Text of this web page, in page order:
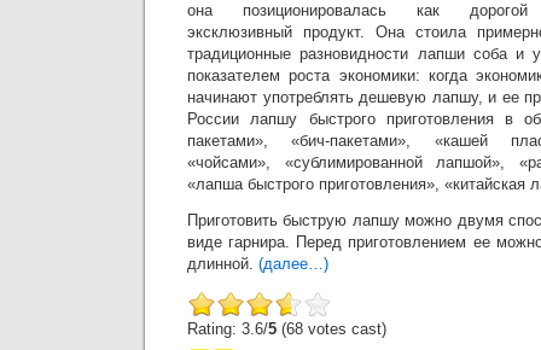
она позиционировалась как дорогой
эксклюзивный продукт. Она стоила
традиционные разновидности лапши соба и
показателем роста экономики: когда
начинают употреблять дешевую лапшу, и ее
России лапшу быстрого приготовления в
пакетами», «бич-пакетами», «кашей
«чойсами», «сублимированной лапшой»,
«лапша быстрого приготовления», «китайская
Приготовить быструю лапшу можно двумя
виде гарнира. Перед приготовлением ее
длинной. (далее…)
Rating: 3.6/5 (68 votes cast)